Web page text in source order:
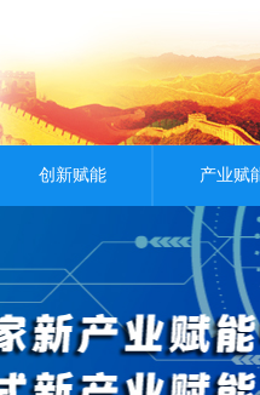
创新赋能 产业赋